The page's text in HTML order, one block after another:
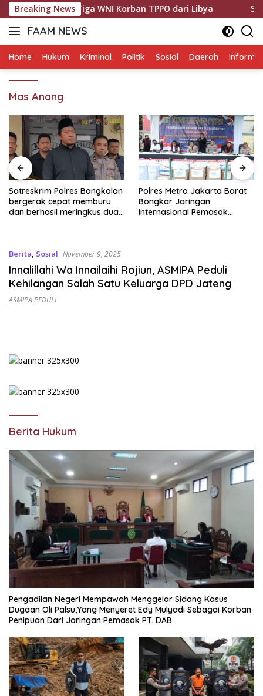
Langsung
ke
konten
Breaking News
Tiga WNI Korban TPPO dari Libya
FAAM NEWS
Mengungkap
Mengawal
Home Hukum Kriminal Politik Sosial Daerah
Mas Anang
Satreskrim Polres Bangkalan
bergerak cepat memburu
dan berhasil meringkus dua
Tulungagung.
Polres Metro Jakarta Barat
Bongkar Jaringan
Internasional Pemasok
Berita, Sosial November 9, 2025
Innalillahi Wa Innailaihi Rojiun, ASMIPA Peduli
Kehilangan Salah Satu Keluarga DPD Jateng
ASMIPA PEDULI
Berita Hukum
Pengadilan Negeri Mempawah Menggelar Sidang Kasus
Dugaan Oli Palsu,Yang Menyeret Edy Mulyadi Sebagai Korban
Penipuan Dari Jaringan Pemasok PT. DAB